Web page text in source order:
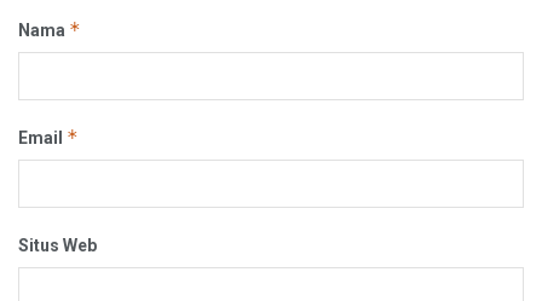
Nama *
Email *
Situs Web